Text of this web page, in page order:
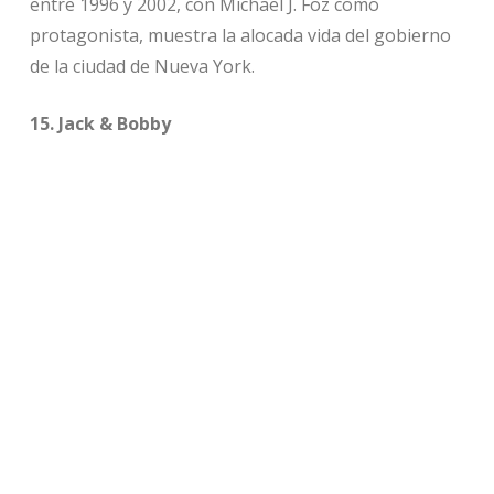
protagonista, muestra la alocada vida del gobierno
de la ciudad de Nueva York.
15. Jack & Bobby